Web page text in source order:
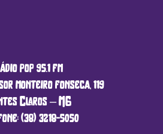
pop 95.1 fm
monteiro fonseca, 119
Claros – MG
(38) 3218-5050